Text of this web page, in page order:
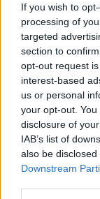
If you wish to
processing of
targeted
section to
opt-out request
interest-based
us or personal
your opt-out.
disclosure of
IAB’s list of
also be
Downstream
Die
van
supervrug
Gepubliseer:
Alhoewel
gekoester
Westerse
merkwaardige
moderne
verstaan.Lees